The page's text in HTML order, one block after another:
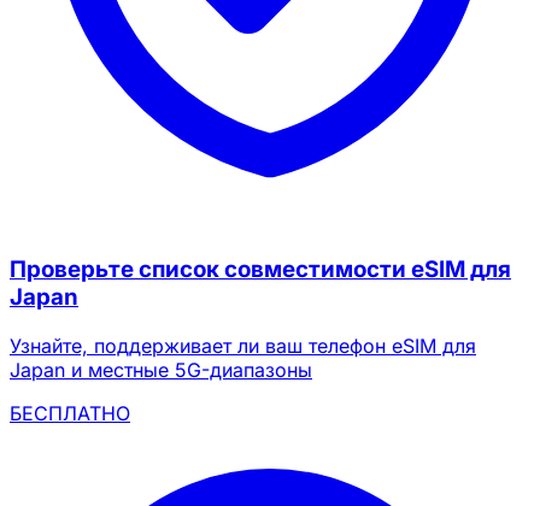
Проверьте список совместимости eSIM для
Japan
Узнайте, поддерживает ли ваш телефон eSIM для
Japan и местные 5G-диапазоны
БЕСПЛАТНО